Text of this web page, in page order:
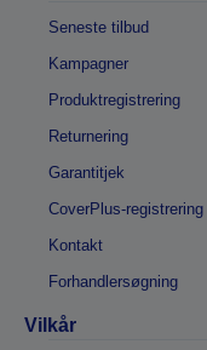
Seneste tilbud
Kampagner
Produktregistrering
Returnering
Garantitjek
CoverPlus-registrering
Kontakt
Forhandlersøgning
Vilkår